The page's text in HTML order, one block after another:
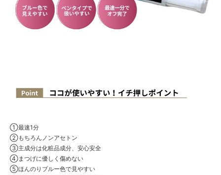
①最速1分
②もちろんノンアセトン
③主成分は化粧品成分、安心安全
④まつげに優しく傷めない
⑤ほんのりブルー色で見やすい